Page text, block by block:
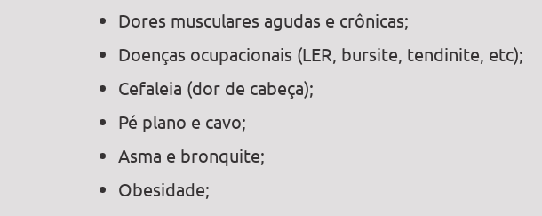
Dores musculares agudas e crônicas;
Doenças ocupacionais (LER, bursite, tendinite, etc);
Cefaleia (dor de cabeça);
Pé plano e cavo;
Asma e bronquite;
Obesidade;